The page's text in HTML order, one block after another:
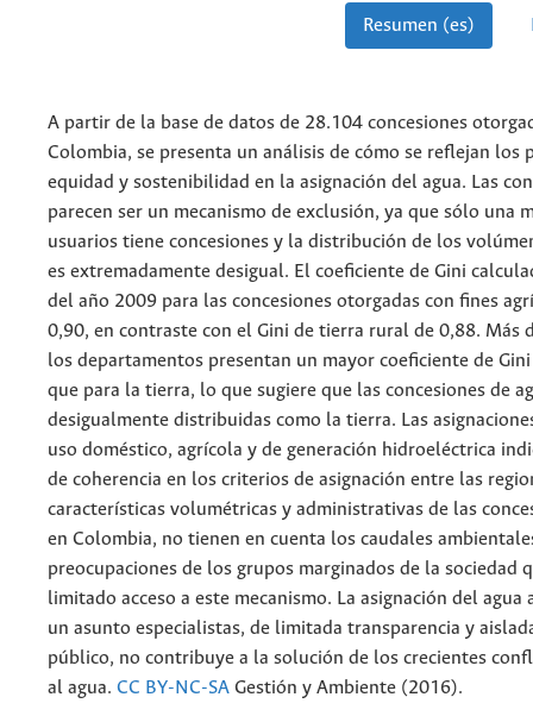
Resumen (es)
A partir de la base de datos de 28.104 concesiones
Colombia, se presenta un análisis de cómo se reflejan los
equidad y sostenibilidad en la asignación del agua. Las
parecen ser un mecanismo de exclusión, ya que sólo una
usuarios tiene concesiones y la distribución de los
es extremadamente desigual. El coeficiente de Gini
del año 2009 para las concesiones otorgadas con fines
0,90, en contraste con el Gini de tierra rural de 0,88. Más
los departamentos presentan un mayor coeficiente de
que para la tierra, lo que sugiere que las concesiones de
desigualmente distribuidas como la tierra. Las
uso doméstico, agrícola y de generación hidroeléctrica
de coherencia en los criterios de asignación entre las
características volumétricas y administrativas de las
en Colombia, no tienen en cuenta los caudales
preocupaciones de los grupos marginados de la sociedad
limitado acceso a este mecanismo. La asignación del agua
un asunto especialistas, de limitada transparencia y
público, no contribuye a la solución de los crecientes
al agua. CC BY-NC-SA Gestión y Ambiente (2016).